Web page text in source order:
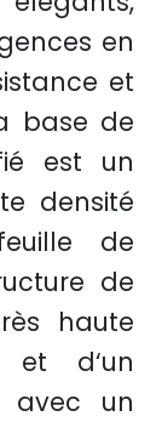
en
et
base de
est un
densité
de
de
haute
et d‘un
avec un